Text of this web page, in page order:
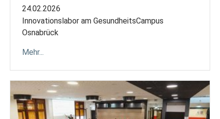
24.02.2026
Innovationslabor am GesundheitsCampus
Osnabrück
Mehr...